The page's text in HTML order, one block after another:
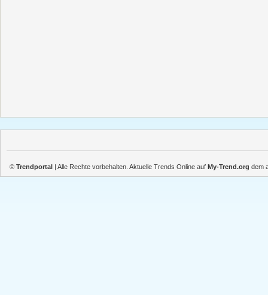
© Trendportal | Alle Rechte vorbehalten. Aktuelle Trends Online auf My-Trend.org dem